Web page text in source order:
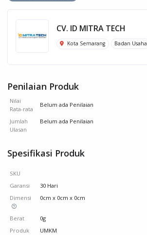
CV. ID MITRA TECH
Kota Semarang Badan Usaha
Penilaian Produk
Nilai
Rata-rata
Belum ada Penilaian
Jumlah
Ulasan
Belum ada Penilaian
Spesifikasi Produk
SKU
Garansi
30 Hari
Dimensi
0cm x 0cm x 0cm
Berat
0g
Produk
UMKM